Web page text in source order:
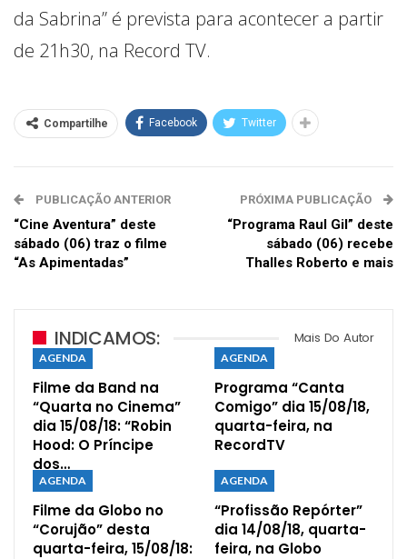
da Sabrina” é prevista para acontecer a partir
de 21h30, na Record TV.
Compartilhe Facebook Twitter
PUBLICAÇÃO ANTERIOR
“Cine Aventura” deste
sábado (06) traz o filme
“As Apimentadas”
PRÓXIMA PUBLICAÇÃO
“Programa Raul Gil” deste
sábado (06) recebe
Thalles Roberto e mais
INDICAMOS: Mais Do Autor
AGENDA
Filme da Band na
“Quarta no Cinema”
dia 15/08/18: “Robin
Hood: O Príncipe
dos…
AGENDA
Programa “Canta
Comigo” dia 15/08/18,
quarta-feira, na
RecordTV
AGENDA
Filme da Globo no
“Corujão” desta
quarta-feira, 15/08/18:
AGENDA
“Profissão Repórter”
dia 14/08/18, quarta-
feira, na Globo